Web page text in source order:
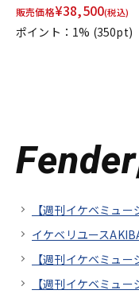
販売価格¥38,500(税込)
ポイント：1% (350pt)
【週刊イケベミュ
イケベリユース
【週刊イケベミュ
【週刊イケベミュ